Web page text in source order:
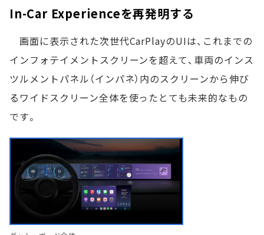
In-Car Experienceを再発明する
画面に表示された次世代CarPlayのUIは、これまでの
インフォテイメントスクリーンを超えて、車両のインス
ツルメントパネル（インパネ）内のスクリーンから伸び
るワイドスクリーン全体を使ったとても未来的なもの
です。